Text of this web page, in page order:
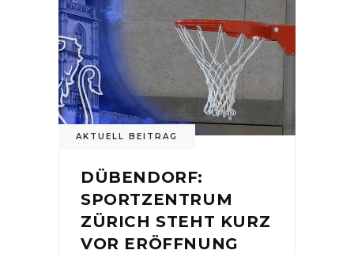
AKTUELL BEITRAG
DÜBENDORF:
SPORTZENTRUM
ZÜRICH STEHT KURZ
VOR ERÖFFNUNG